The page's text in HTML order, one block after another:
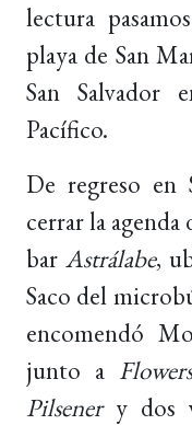
lectura
playa de San
San Salvador
Pacífico.
De regreso en
cerrar la
barAstrálabe,
Saco del
encomendó
junto a Flowers
Pilsenery dos